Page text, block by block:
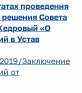
проведения
Совета
«О
в Устав
Заключение
от